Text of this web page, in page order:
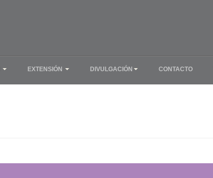
EXTENSIÓN DIVULGACIÓN CONTACTO